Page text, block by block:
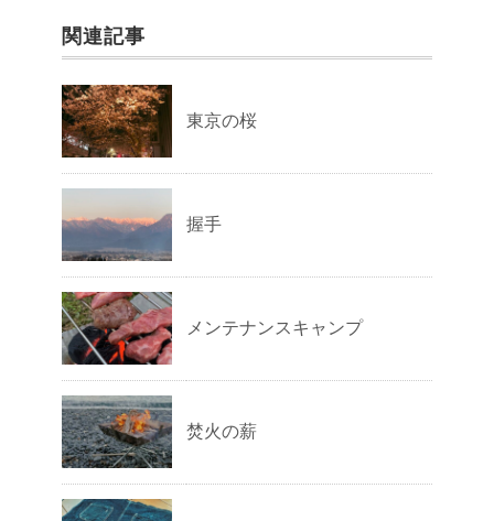
関連記事
東京の桜
握手
メンテナンスキャンプ
焚火の薪